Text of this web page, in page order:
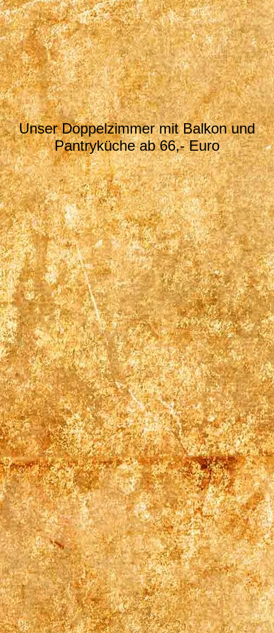
Zimmer 3 (3)
Unser Doppelzimmer mit Balkon und
Pantryküche ab 66,- Euro
Zimmer 4 (3)